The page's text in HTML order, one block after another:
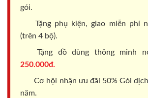
gói.
Tặng phụ kiện, giao miễn phí
(trên 4 bộ).
Tặng đồ dùng thông minh
250.000đ.
Cơ hội nhận ưu đãi 50% Gói
năm.